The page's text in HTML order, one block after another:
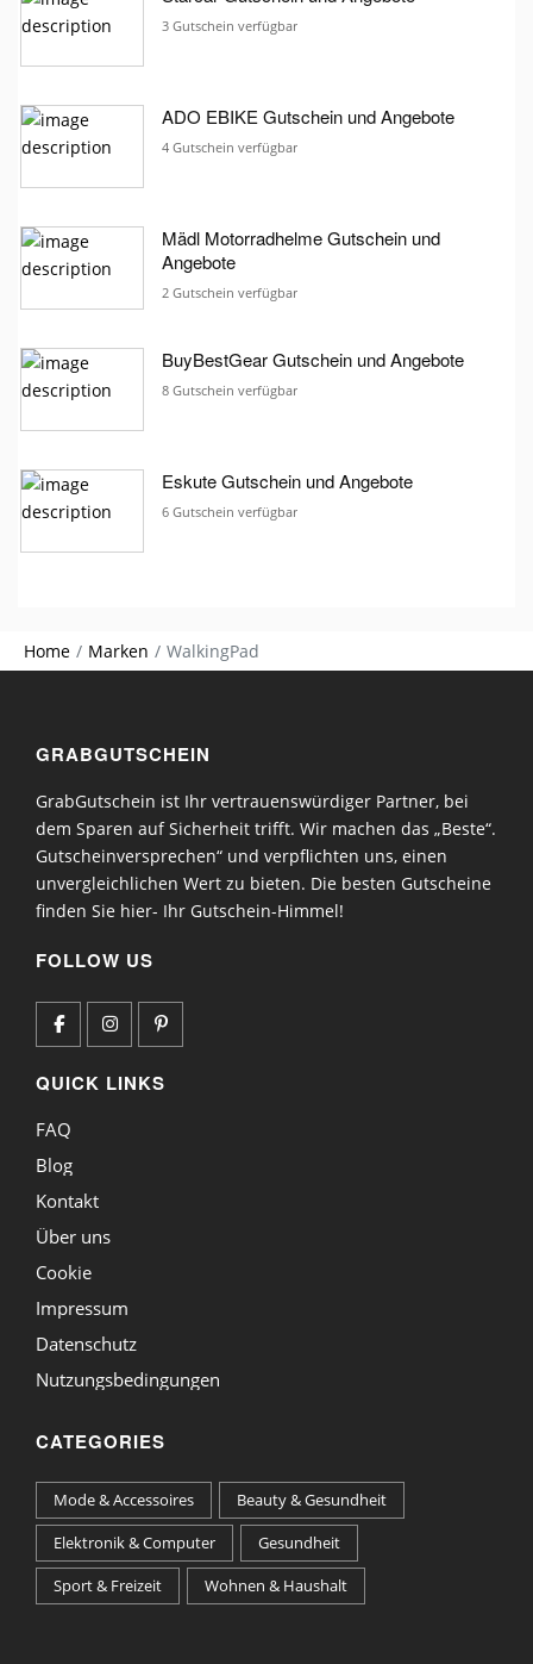
3 Gutschein verfügbar
ADO EBIKE Gutschein und Angebote
4 Gutschein verfügbar
Mädl Motorradhelme Gutschein und
Angebote
2 Gutschein verfügbar
BuyBestGear Gutschein und Angebote
8 Gutschein verfügbar
Eskute Gutschein und Angebote
6 Gutschein verfügbar
Home Marken WalkingPad
GRABGUTSCHEIN
GrabGutschein ist Ihr vertrauenswürdiger Partner, bei
dem Sparen auf Sicherheit trifft. Wir machen das „Beste“.
Gutscheinversprechen“ und verpflichten uns, einen
unvergleichlichen Wert zu bieten. Die besten Gutscheine
finden Sie hier- Ihr Gutschein-Himmel!
FOLLOW US
QUICK LINKS
FAQ
Blog
Kontakt
Über uns
Cookie
Impressum
Datenschutz
Nutzungsbedingungen
CATEGORIES
Mode & Accessoires
Beauty & Gesundheit
Elektronik & Computer
Gesundheit
Sport & Freizeit
Wohnen & Haushalt